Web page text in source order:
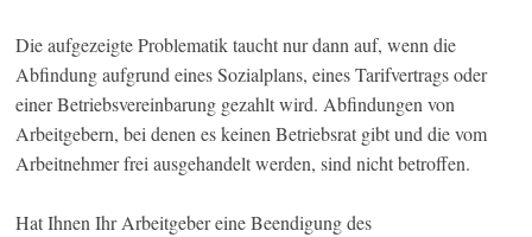
Die aufgezeigte Problematik taucht nur dann auf, wenn die
Abfindung aufgrund eines Sozialplans, eines Tarifvertrags oder
einer Betriebsvereinbarung gezahlt wird. Abfindungen von
Arbeitgebern, bei denen es keinen Betriebsrat gibt und die vom
Arbeitnehmer frei ausgehandelt werden, sind nicht betroffen.
Hat Ihnen Ihr Arbeitgeber eine Beendigung des